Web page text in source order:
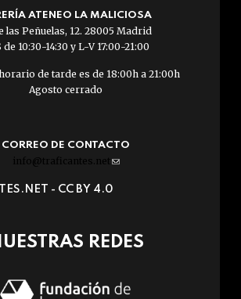
ATENEO LA MALICIOSA
las Peñuelas, 12. 28005 Madrid
de 10:30-14:30 y L-V 17:00-21:00
de tarde es de 18:00h a 21:00h
Agosto cerrado
CORREO DE CONTACTO
info@traficantes.net (link
e-
- CC BY 4.0
REDES